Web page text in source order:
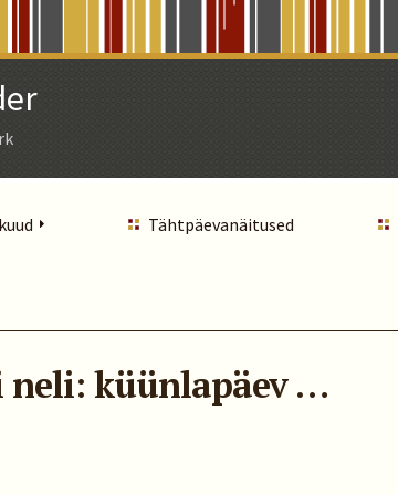
Tähtpäevanäitused
neli: küünlapäev …